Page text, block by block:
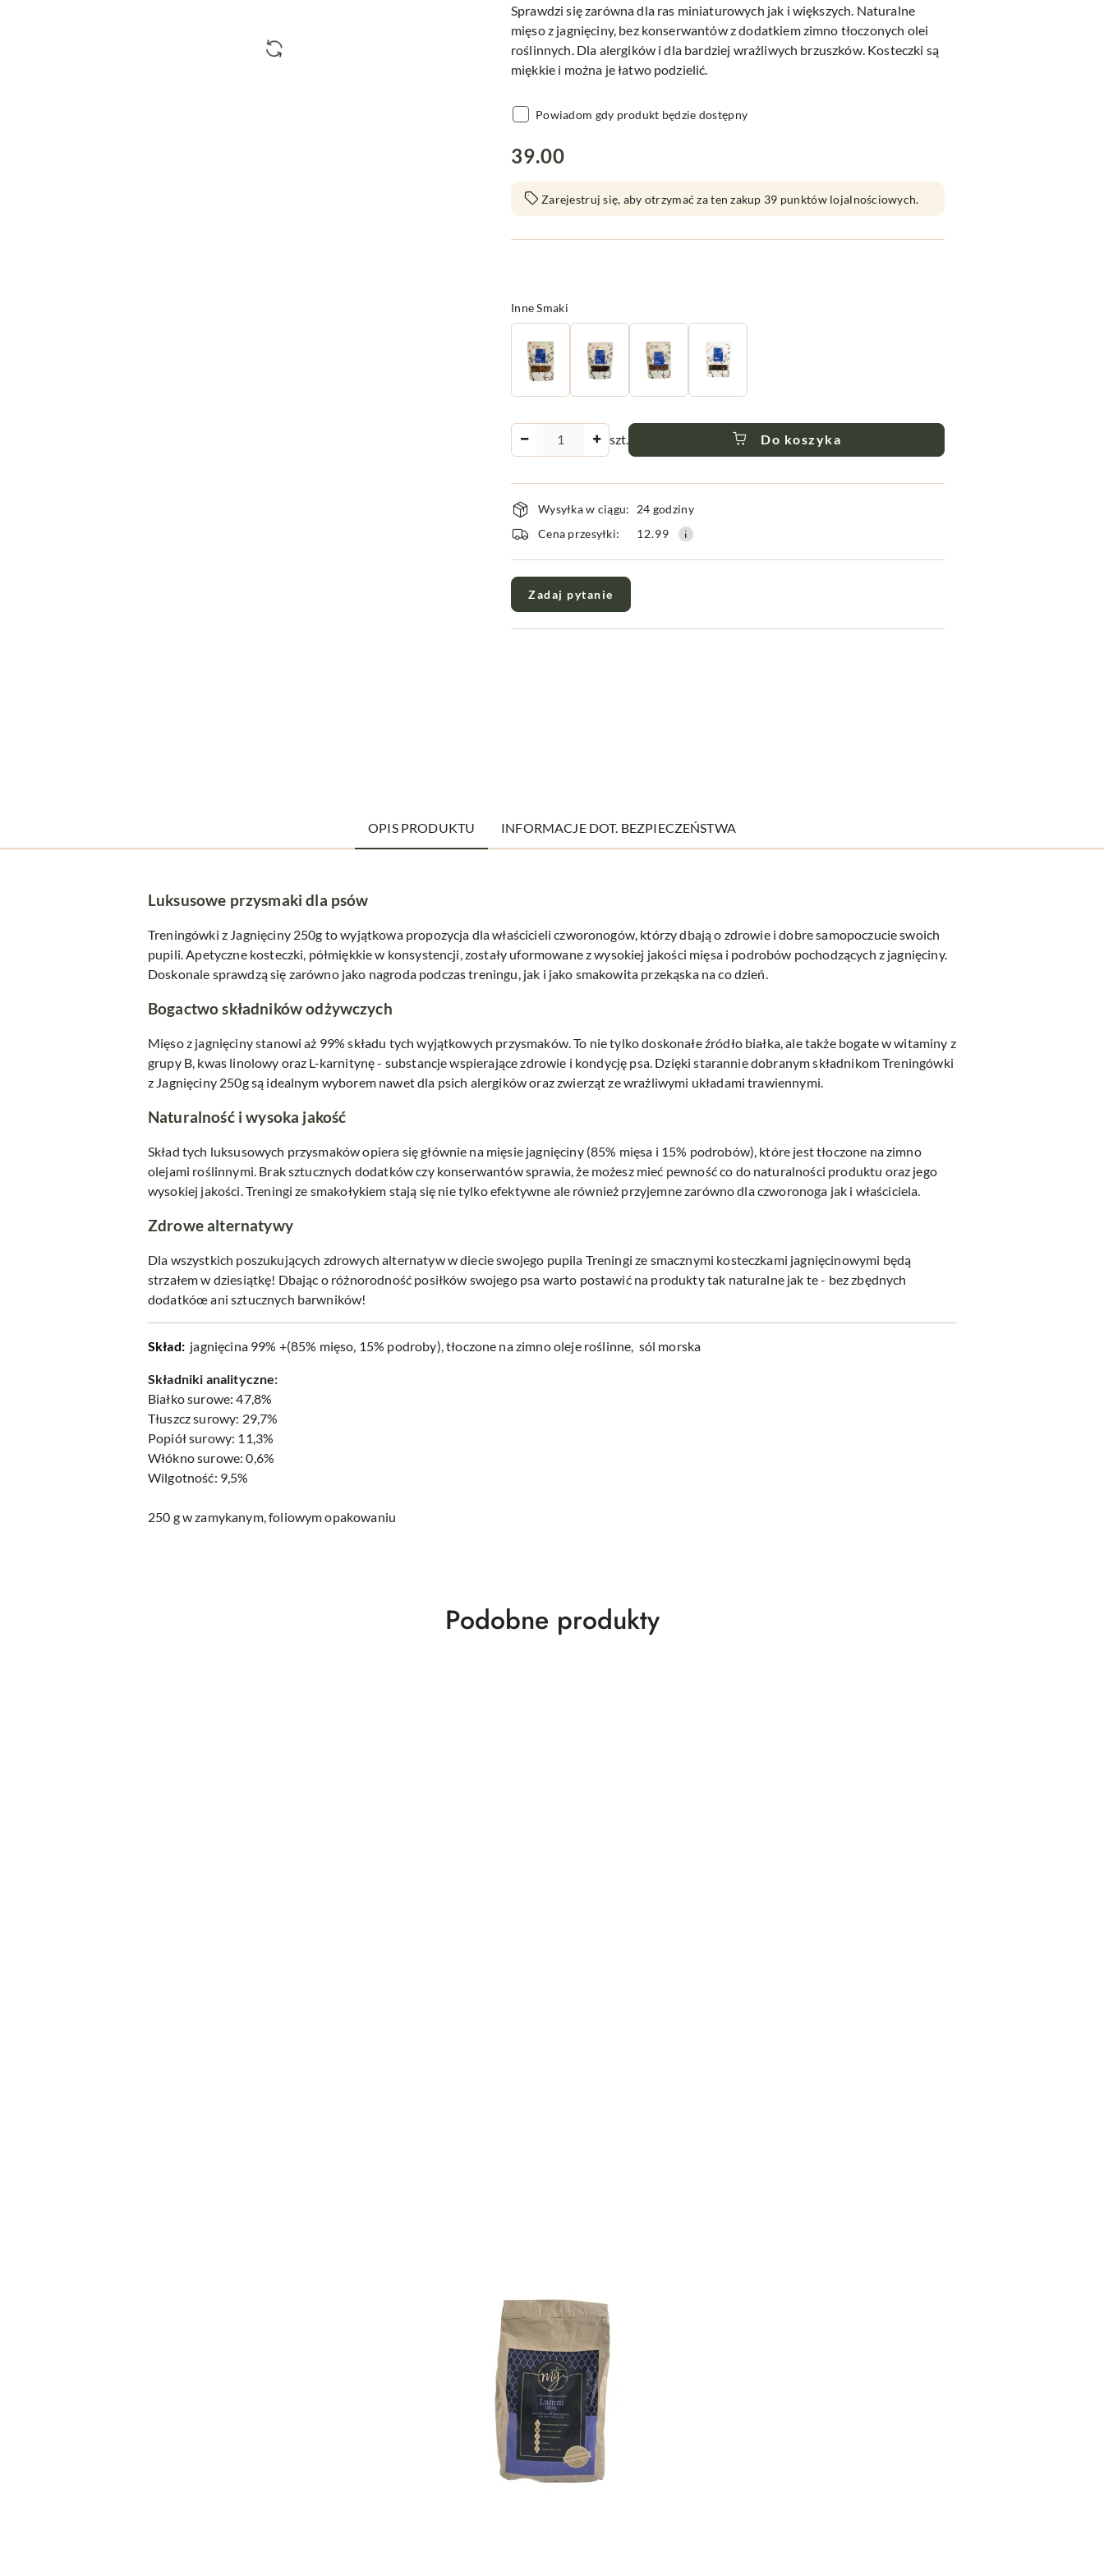
Sprawdzi się zarówna dla ras miniaturowych jak i większych. Naturalne
mięso z jagnięciny, bez konserwantów z dodatkiem zimno tłoczonych olei
roślinnych. Dla alergików i dla bardziej wrażliwych brzuszków. Kosteczki są
miękkie i można je łatwo podzielić.
Powiadom gdy produkt będzie dostępny
cena:
39.00
Zarejestruj się, aby otrzymać za ten zakup 39 punktów lojalnościowych.
Wariant
Inne Smaki
szt. Do koszyka
Dostępność
i
dostawa
Wysyłka w ciągu:
24 godziny
Cena przesyłki:
12.99
Zadaj pytanie
OPIS PRODUKTU INFORMACJE DOT. BEZPIECZEŃSTWA
Luksusowe przysmaki dla psów
Treningówki z Jagnięciny 250g to wyjątkowa propozycja dla właścicieli czworonogów, którzy dbają o zdrowie i dobre samopoczucie swoich
pupili. Apetyczne kosteczki, półmiękkie w konsystencji, zostały uformowane z wysokiej jakości mięsa i podrobów pochodzących z jagnięciny.
Doskonale sprawdzą się zarówno jako nagroda podczas treningu, jak i jako smakowita przekąska na co dzień.
Bogactwo składników odżywczych
Mięso z jagnięciny stanowi aż 99% składu tych wyjątkowych przysmaków. To nie tylko doskonałe źródło białka, ale także bogate w witaminy z
grupy B, kwas linolowy oraz L-karnitynę - substancje wspierające zdrowie i kondycję psa. Dzięki starannie dobranym składnikom Treningówki
z Jagnięciny 250g są idealnym wyborem nawet dla psich alergików oraz zwierząt ze wrażliwymi układami trawiennymi.
Naturalność i wysoka jakość
Skład tych luksusowych przysmaków opiera się głównie na mięsie jagnięciny (85% mięsa i 15% podrobów), które jest tłoczone na zimno
olejami roślinnymi. Brak sztucznych dodatków czy konserwantów sprawia, że możesz mieć pewność co do naturalności produktu oraz jego
wysokiej jakości. Treningi ze smakołykiem stają się nie tylko efektywne ale również przyjemne zarówno dla czworonoga jak i właściciela.
Zdrowe alternatywy
Dla wszystkich poszukujących zdrowych alternatyw w diecie swojego pupila Treningi ze smacznymi kosteczkami jagnięcinowymi będą
strzałem w dziesiątkę! Dbając o różnorodność posiłków swojego psa warto postawić na produkty tak naturalne jak te - bez zbędnych
dodatkóœ ani sztucznych barwników!
Skład: jagnięcina 99% +(85% mięso, 15% podroby), tłoczone na zimno oleje roślinne, sól morska
Składniki analityczne:
Białko surowe: 47,8%
Tłuszcz surowy: 29,7%
Popiół surowy: 11,3%
Włókno surowe: 0,6%
Wilgotność: 9,5%
250 g w zamykanym, foliowym opakowaniu
Produkty
Podobne produkty